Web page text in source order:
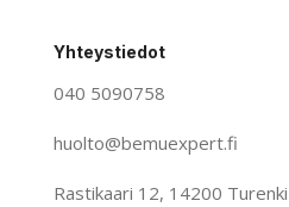
Yhteystiedot
040 5090758
huolto@bemuexpert.fi
Rastikaari 12, 14200 Turenki